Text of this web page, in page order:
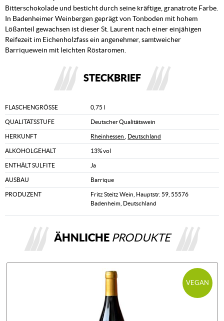
Bitterschokolade und besticht durch seine kräftige, granatrote Farbe.
In Badenheimer Weinbergen geprägt von Tonboden mit hohem
Lößanteil gewachsen ist dieser St. Laurent nach einer einjähigen
Reifezeit im Eichenholzfass ein angenehmer, samtweicher
Barriquewein mit leichten Röstaromen.
STECKBRIEF
FLASCHENGRÖSSE 0,75 l
QUALITÄTSSTUFE Deutscher Qualitätswein
HERKUNFT Rheinhessen Deutschland
ALKOHOLGEHALT 13% vol
ENTHÄLT SULFITE Ja
AUSBAU Barrique
PRODUZENT
Fritz Steitz Wein, Hauptstr. 59, 55576
Badenheim, Deutschland
ÄHNLICHE PRODUKTE
VEGAN